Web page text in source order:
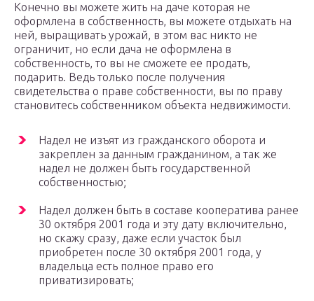
Конечно вы можете жить на даче которая не
оформлена в собственность, вы можете отдыхать на
ней, выращивать урожай, в этом вас никто не
ограничит, но если дача не оформлена в
собственность, то вы не сможете ее продать,
подарить. Ведь только после получения
свидетельства о праве собственности, вы по праву
становитесь собственником объекта недвижимости.
Надел не изъят из гражданского оборота и
закреплен за данным гражданином, а так же
надел не должен быть государственной
собственностью;
Надел должен быть в составе кооператива ранее
30 октября 2001 года и эту дату включительно,
но скажу сразу, даже если участок был
приобретен после 30 октября 2001 года, у
владельца есть полное право его
приватизировать;